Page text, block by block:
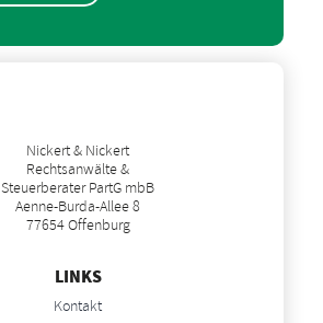
Nickert & Nickert
Rechtsanwälte &
Steuerberater PartG mbB
Aenne-Burda-Allee 8
77654 Offenburg
LINKS
Kontakt